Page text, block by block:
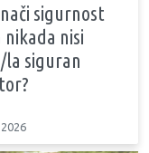
sigurnost
nikada nisi
la siguran